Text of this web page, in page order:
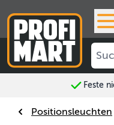
Feste
Positionsleuchten